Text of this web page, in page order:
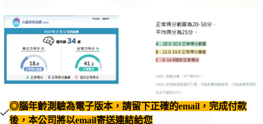
◎腦年齡測驗為電子版本，請留下正確的email，完成付款
後，本公司將以email寄送連結給您